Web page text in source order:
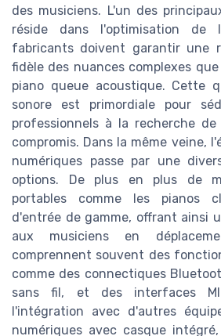
des musiciens. L'un des
réside dans l'optimisation de
fabricants doivent garantir une
fidèle des nuances complexes
piano queue acoustique. Cette
sonore est primordiale pour
professionnels à la recherche
compromis. Dans la même veine,
numériques passe par une
options. De plus en plus de
portables comme les pianos
d'entrée de gamme, offrant ainsi
aux musiciens en
comprennent souvent des
comme des connectiques
sans fil, et des interfaces
l'intégration avec d'autres
numériques avec casque